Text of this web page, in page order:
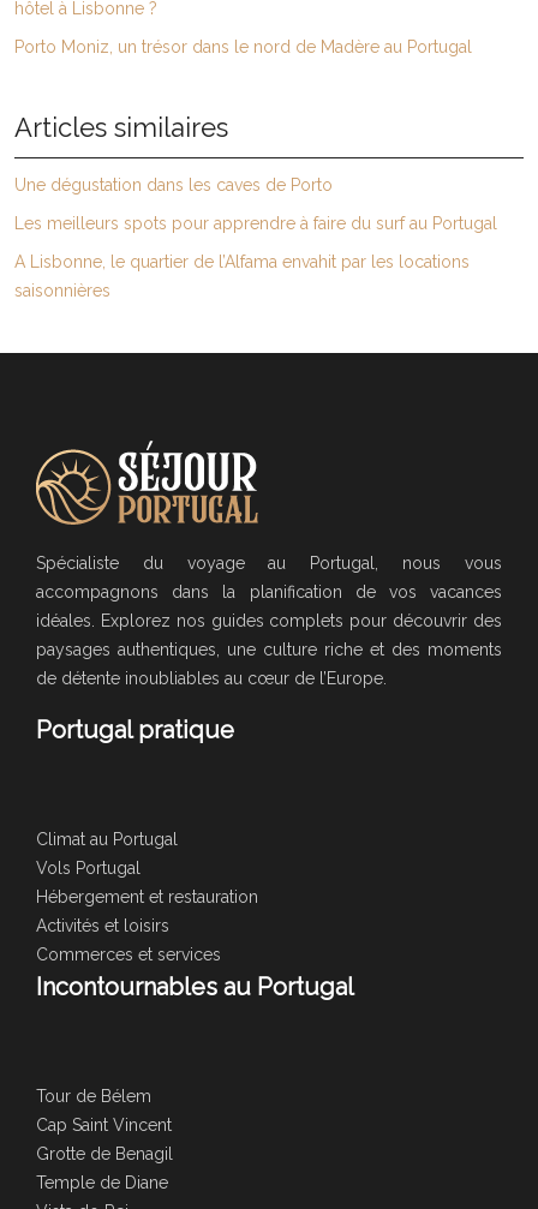
hôtel à Lisbonne ?
Porto Moniz, un trésor dans le nord de Madère au Portugal
Articles similaires
Une dégustation dans les caves de Porto
Les meilleurs spots pour apprendre à faire du surf au Portugal
A Lisbonne, le quartier de l’Alfama envahit par les locations
saisonnières
Spécialiste du voyage au Portugal, nous vous
accompagnons dans la planification de vos vacances
idéales. Explorez nos guides complets pour découvrir des
paysages authentiques, une culture riche et des moments
de détente inoubliables au cœur de l’Europe.
Portugal pratique
Climat au Portugal
Vols Portugal
Hébergement et restauration
Activités et loisirs
Commerces et services
Incontournables au Portugal
Tour de Bélem
Cap Saint Vincent
Grotte de Benagil
Temple de Diane